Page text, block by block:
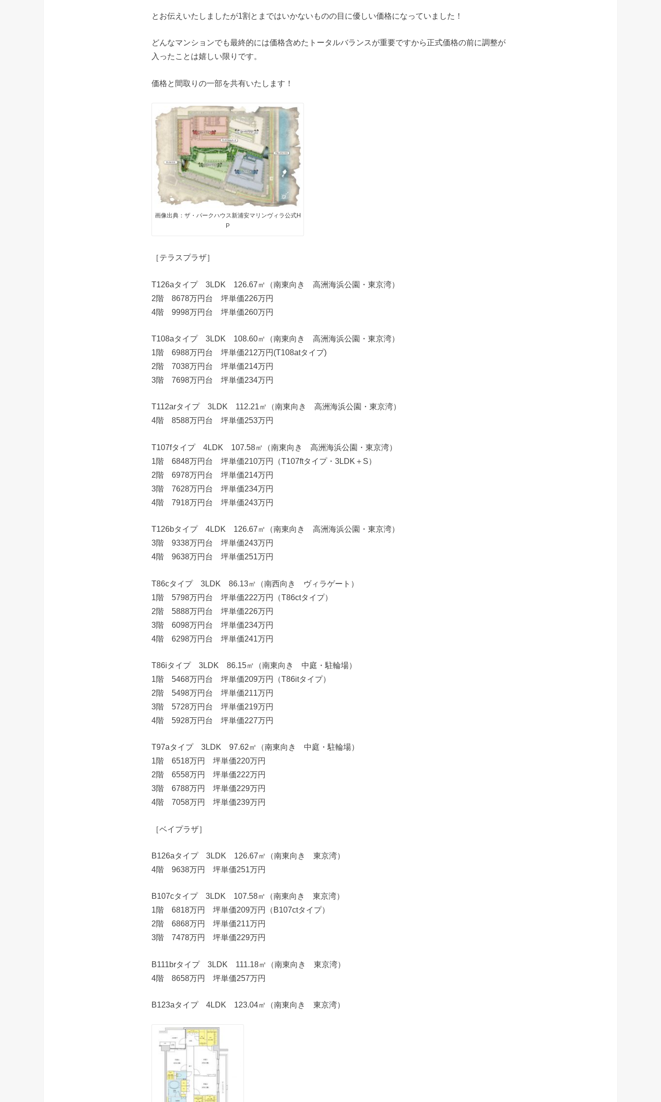
とお伝えいたしましたが1割とまではいかないものの目に優しい価格になっていました！
どんなマンションでも最終的には価格含めたトータルバランスが重要ですから正式価格の前に調整が
入ったことは嬉しい限りです。
価格と間取りの一部を共有いたします！
画像出典：ザ・パークハウス新浦安マリンヴィラ公式H
P
［テラスプラザ］
T126aタイプ 3LDK 126.67㎡（南東向き 高洲海浜公園・東京湾）
2階 8678万円台 坪単価226万円
4階 9998万円台 坪単価260万円
T108aタイプ 3LDK 108.60㎡（南東向き 高洲海浜公園・東京湾）
1階 6988万円台 坪単価212万円(T108atタイプ)
2階 7038万円台 坪単価214万円
3階 7698万円台 坪単価234万円
T112arタイプ 3LDK 112.21㎡（南東向き 高洲海浜公園・東京湾）
4階 8588万円台 坪単価253万円
T107fタイプ 4LDK 107.58㎡（南東向き 高洲海浜公園・東京湾）
1階 6848万円台 坪単価210万円（T107ftタイプ・3LDK＋S）
2階 6978万円台 坪単価214万円
3階 7628万円台 坪単価234万円
4階 7918万円台 坪単価243万円
T126bタイプ 4LDK 126.67㎡（南東向き 高洲海浜公園・東京湾）
3階 9338万円台 坪単価243万円
4階 9638万円台 坪単価251万円
T86cタイプ 3LDK 86.13㎡（南西向き ヴィラゲート）
1階 5798万円台 坪単価222万円（T86ctタイプ）
2階 5888万円台 坪単価226万円
3階 6098万円台 坪単価234万円
4階 6298万円台 坪単価241万円
T86iタイプ 3LDK 86.15㎡（南東向き 中庭・駐輪場）
1階 5468万円台 坪単価209万円（T86itタイプ）
2階 5498万円台 坪単価211万円
3階 5728万円台 坪単価219万円
4階 5928万円台 坪単価227万円
T97aタイプ 3LDK 97.62㎡（南東向き 中庭・駐輪場）
1階 6518万円 坪単価220万円
2階 6558万円 坪単価222万円
3階 6788万円 坪単価229万円
4階 7058万円 坪単価239万円
［ベイプラザ］
B126aタイプ 3LDK 126.67㎡（南東向き 東京湾）
4階 9638万円 坪単価251万円
B107cタイプ 3LDK 107.58㎡（南東向き 東京湾）
1階 6818万円 坪単価209万円（B107ctタイプ）
2階 6868万円 坪単価211万円
3階 7478万円 坪単価229万円
B111brタイプ 3LDK 111.18㎡（南東向き 東京湾）
4階 8658万円 坪単価257万円
B123aタイプ 4LDK 123.04㎡（南東向き 東京湾）